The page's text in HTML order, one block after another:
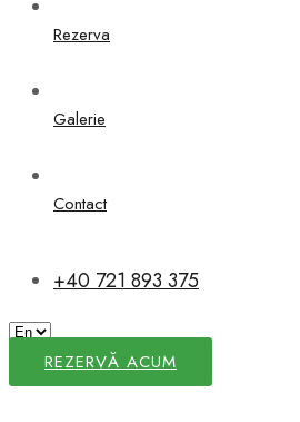
Rezerva
Galerie
Contact
+40 721 893 375
REZERVĂ ACUM